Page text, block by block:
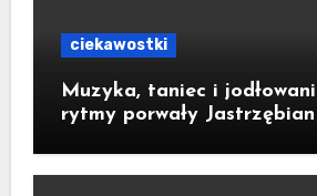
ciekawostki
Muzyka, taniec i
rytmy porwały